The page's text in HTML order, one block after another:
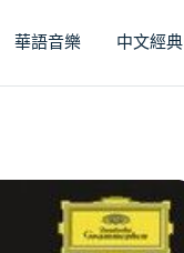
華語音樂 中文經典